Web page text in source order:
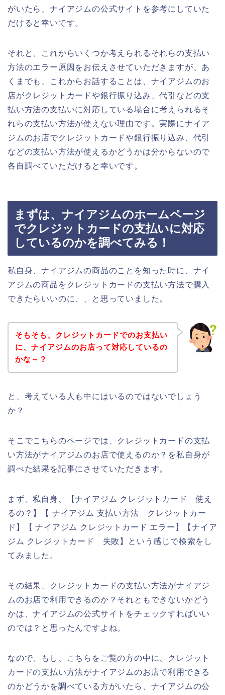
がいたら、ナイアジムの公式サイトを参考にしていた
だけると幸いです。
それと、これからいくつか考えられるそれらの支払い
方法のエラー原因をお伝えさせていただきますが、あ
くまでも、これからお話することは、ナイアジムのお
店がクレジットカードや銀行振り込み、代引などの支
払い方法の支払いに対応している場合に考えられるそ
れらの支払い方法が使えない理由です。実際にナイア
ジムのお店でクレジットカードや銀行振り込み、代引
などの支払い方法が使えるかどうかは分からないので
各自調べていただけると幸いです。
まずは、ナイアジムのホームページ
でクレジットカードの支払いに対応
しているのかを調べてみる！
私自身、ナイアジムの商品のことを知った時に、ナイ
アジムの商品をクレジットカードの支払い方法で購入
できたらいいのに、、と思っていました。
そもそも、クレジットカードでのお支払い
に、ナイアジムのお店って対応しているの
かな～？
と、考えている人も中にはいるのではないでしょう
か？
そこでこちらのページでは、クレジットカードの支払
い方法がナイアジムのお店で使えるのか？を私自身が
調べた結果を記事にさせていただきます。
まず、私自身、【ナイアジム クレジットカード 使え
るの？】【 ナイアジム 支払い方法 クレジットカー
ド】【 ナイアジム クレジットカード エラー】【ナイア
ジム クレジットカード 失敗】という感じで検索をし
てみました。
その結果、クレジットカードの支払い方法がナイアジ
ムのお店で利用できるのか？それともできないかどう
かは、ナイアジムの公式サイトをチェックすればいい
のでは？と思ったんですよね。
なので、もし、こちらをご覧の方の中に、クレジット
カードの支払い方法がナイアジムのお店で利用できる
のかどうかを調べている方がいたら、ナイアジムの公